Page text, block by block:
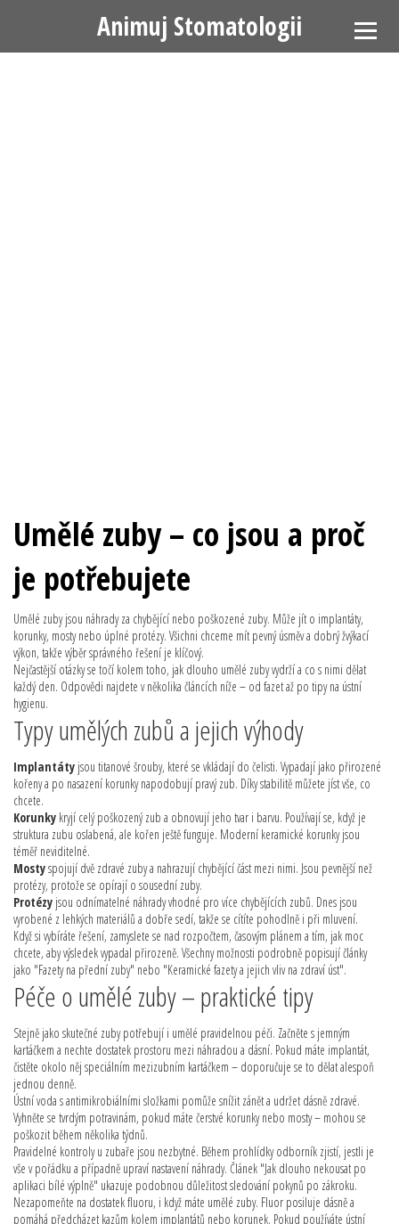
Animuj Stomatologii
Umělé zuby – co jsou a proč
je potřebujete
Umělé zuby jsou náhrady za chybějící nebo poškozené zuby. Může jít o implantáty,
korunky, mosty nebo úplné protézy. Všichni chceme mít pevný úsměv a dobrý žvýkací
výkon, takže výběr správného řešení je klíčový.
Nejčastější otázky se točí kolem toho, jak dlouho umělé zuby vydrží a co s nimi dělat
každý den. Odpovědi najdete v několika článcích níže – od fazet až po tipy na ústní
hygienu.
Typy umělých zubů a jejich výhody
Implantáty jsou titanové šrouby, které se vkládají do čelisti. Vypadají jako přirozené
kořeny a po nasazení korunky napodobují pravý zub. Díky stabilitě můžete jíst vše, co
chcete.
Korunky kryjí celý poškozený zub a obnovují jeho tvar i barvu. Používají se, když je
struktura zubu oslabená, ale kořen ještě funguje. Moderní keramické korunky jsou
téměř neviditelné.
Mostyspojují dvě zdravé zuby a nahrazují chybějící část mezi nimi. Jsou pevnější než
protézy, protože se opírají o sousední zuby.
Protézy jsou odnímatelné náhrady vhodné pro více chybějících zubů. Dnes jsou
vyrobené z lehkých materiálů a dobře sedí, takže se cítíte pohodlně i při mluvení.
Když si vybíráte řešení, zamyslete se nad rozpočtem, časovým plánem a tím, jak moc
chcete, aby výsledek vypadal přirozeně. Všechny možnosti podrobně popisují články
jako "Fazety na přední zuby" nebo "Keramické fazety a jejich vliv na zdraví úst".
Péče o umělé zuby – praktické tipy
Stejně jako skutečné zuby potřebují i umělé pravidelnou péči. Začněte s jemným
kartáčkem a nechte dostatek prostoru mezi náhradou a dásní. Pokud máte implantát,
čistěte okolo něj speciálním mezizubním kartáčkem – doporučuje se to dělat alespoň
jednou denně.
Ústní voda s antimikrobiálními složkami pomůže snížit zánět a udržet dásně zdravé.
Vyhněte se tvrdým potravinám, pokud máte čerstvé korunky nebo mosty – mohou se
poškozit během několika týdnů.
Pravidelné kontroly u zubaře jsou nezbytné. Během prohlídky odborník zjistí, jestli je
vše v pořádku a případně upraví nastavení náhrady. Článek "Jak dlouho nekousat po
aplikaci bílé výplně" ukazuje podobnou důležitost sledování pokynů po zákroku.
Nezapomeňte na dostatek fluoru, i když máte umělé zuby. Fluor posiluje dásně a
pomáhá předcházet kazům kolem implantátů nebo korunek. Pokud používáte ústní